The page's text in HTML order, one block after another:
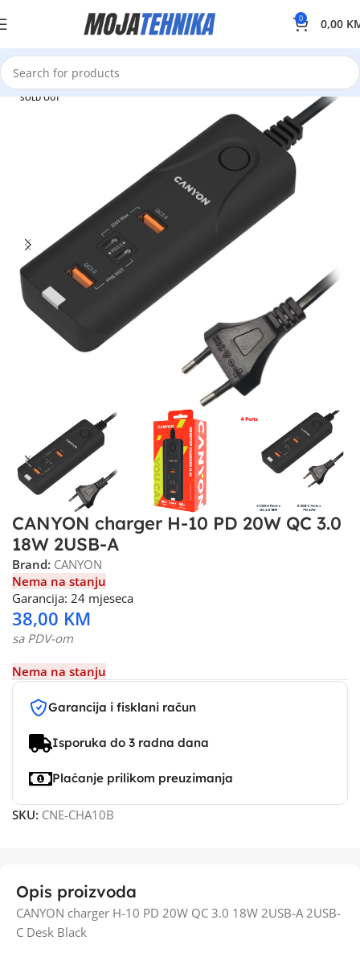
0 0,00
SOLD OUT
CANYON charger H-10 PD 20W QC 3.0
18W 2USB-A
Brand: CANYON
Nema na stanju
Garancija: 24 mjeseca
38,00 KM
sa PDV-om
Nema na stanju
Garancija i fisklani račun
Isporuka do 3 radna dana
Plaćanje prilikom preuzimanja
SKU: CNE-CHA10B
Opis proizvoda
CANYON charger H-10 PD 20W QC 3.0 18W 2USB-A 2USB-
C Desk Black